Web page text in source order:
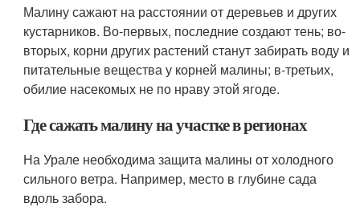
Малину сажают на расстоянии от деревьев и других
кустарников. Во-первых, последние создают тень; во-
вторых, корни других растений станут забирать воду и
питательные вещества у корней малины; в-третьих,
обилие насекомых не по нраву этой ягоде.
Где сажать малину на участке в регионах
На Урале необходима защита малины от холодного
сильного ветра. Например, место в глубине сада
вдоль забора.